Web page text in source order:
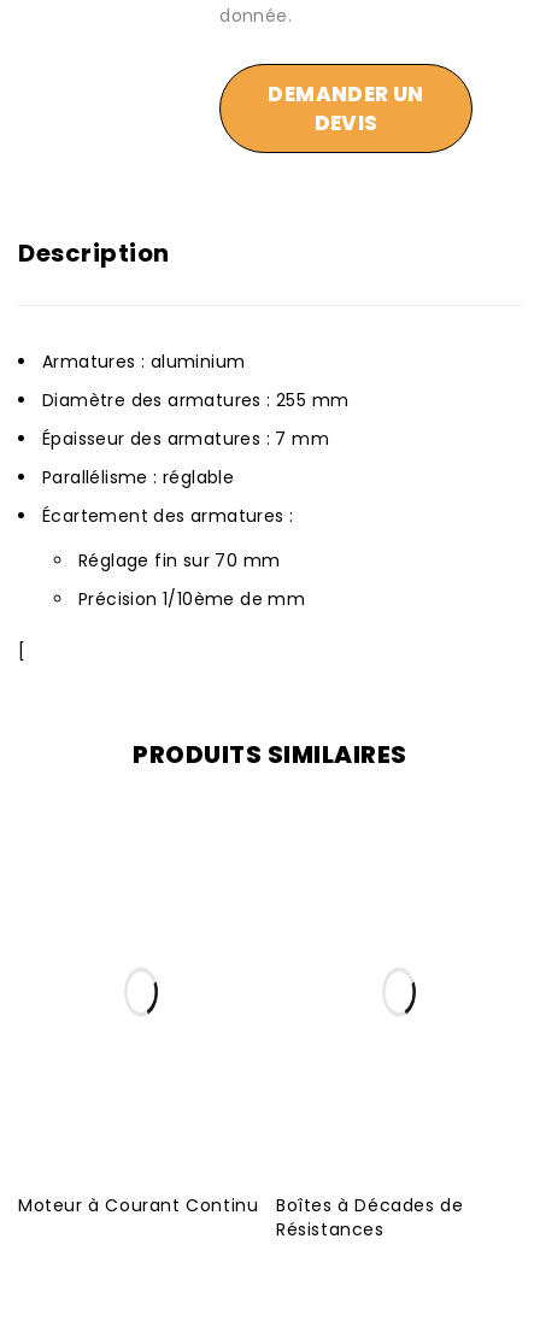
donnée.
DEMANDER UN
DEVIS
Description
Armatures : aluminium
Diamètre des armatures : 255 mm
Épaisseur des armatures : 7 mm
Parallélisme : réglable
Écartement des armatures :
Réglage fin sur 70 mm
Précision 1/10ème de mm
[
PRODUITS SIMILAIRES
Moteur à Courant Continu
Boîtes à Décades de
Résistances